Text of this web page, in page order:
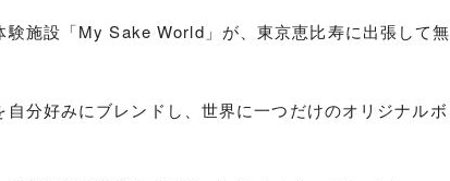
施設「My Sake World」が、東京恵比寿に出張して無
分好みにブレンドし、世界に一つだけのオリジナルボ